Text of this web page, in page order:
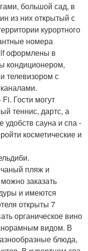
большой сад, в
из них открытый с
курортного
номера
оформлены в
кондиционером,
телевизором с
Гости могут
теннис, дартс, а
удобств сауна и спа -
косметические и
пляж и
заказать
и имеются
открыты 7
органическое вино
видом. В
блюда,